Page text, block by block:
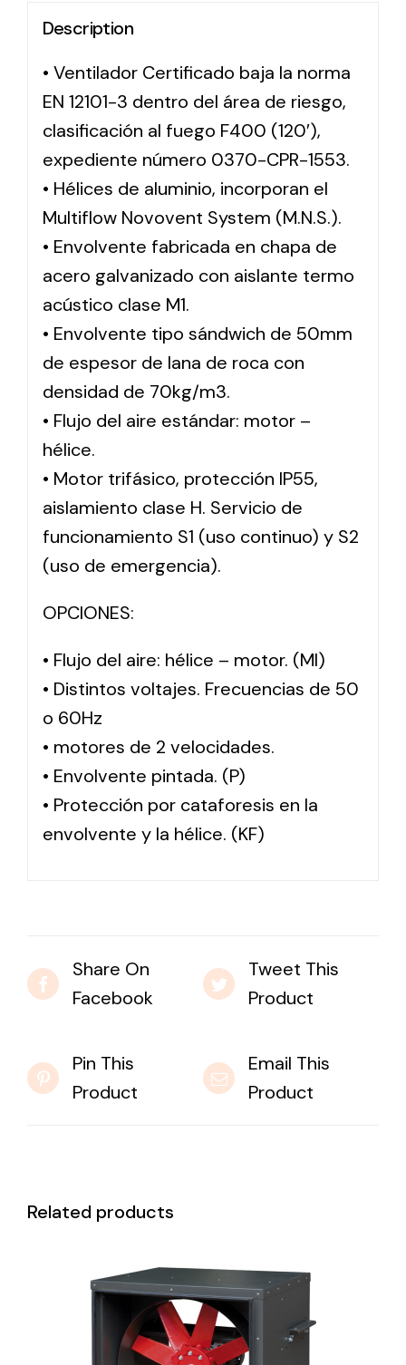
Description
• Ventilador Certificado baja la norma
EN 12101-3 dentro del área de riesgo,
clasificación al fuego F400 (120′),
expediente número 0370-CPR-1553.
• Hélices de aluminio, incorporan el
Multiflow Novovent System (M.N.S.).
• Envolvente fabricada en chapa de
acero galvanizado con aislante termo
acústico clase M1.
• Envolvente tipo sándwich de 50mm
de espesor de lana de roca con
densidad de 70kg/m3.
• Flujo del aire estándar: motor –
hélice.
• Motor trifásico, protección IP55,
aislamiento clase H. Servicio de
funcionamiento S1 (uso continuo) y S2
(uso de emergencia).
OPCIONES:
• Flujo del aire: hélice – motor. (MI)
• Distintos voltajes. Frecuencias de 50
o 60Hz
• motores de 2 velocidades.
• Envolvente pintada. (P)
• Protección por cataforesis en la
envolvente y la hélice. (KF)
Share On
Facebook
Tweet This
Product
Pin This
Product
Email This
Product
Related products